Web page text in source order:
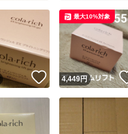
いいね！
4,449円
最大10%対象